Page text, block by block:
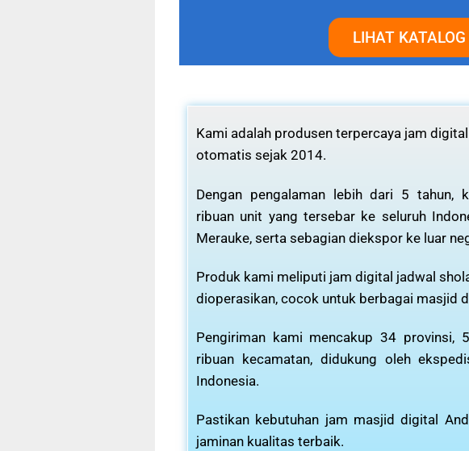
LIHAT KATALOG
Kami adalah produsen terpercaya jam
otomatis sejak 2014.
Dengan pengalaman lebih dari 5 tahun,
ribuan unit yang tersebar ke seluruh
Merauke, serta sebagian diekspor ke luar
Produk kami meliputi jam digital jadwal
dioperasikan, cocok untuk berbagai masjid
Pengiriman kami mencakup 34 provinsi,
ribuan kecamatan, didukung oleh
Indonesia.
Pastikan kebutuhan jam masjid digital
jaminan kualitas terbaik.